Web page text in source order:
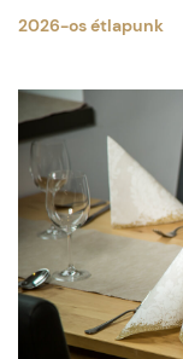
2026-os étlapunk